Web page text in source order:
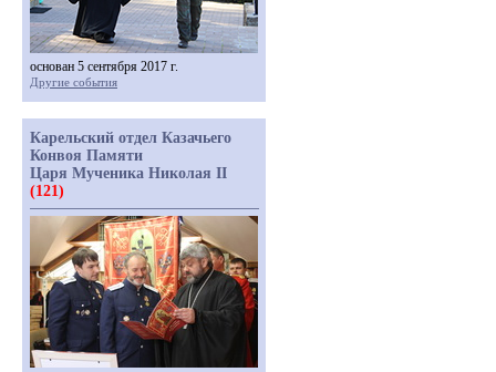
основан 5 сентября 2017 г.
Другие события
Карельский отдел Казачьего
Конвоя Памяти
Царя Мученика Николая II
(121)